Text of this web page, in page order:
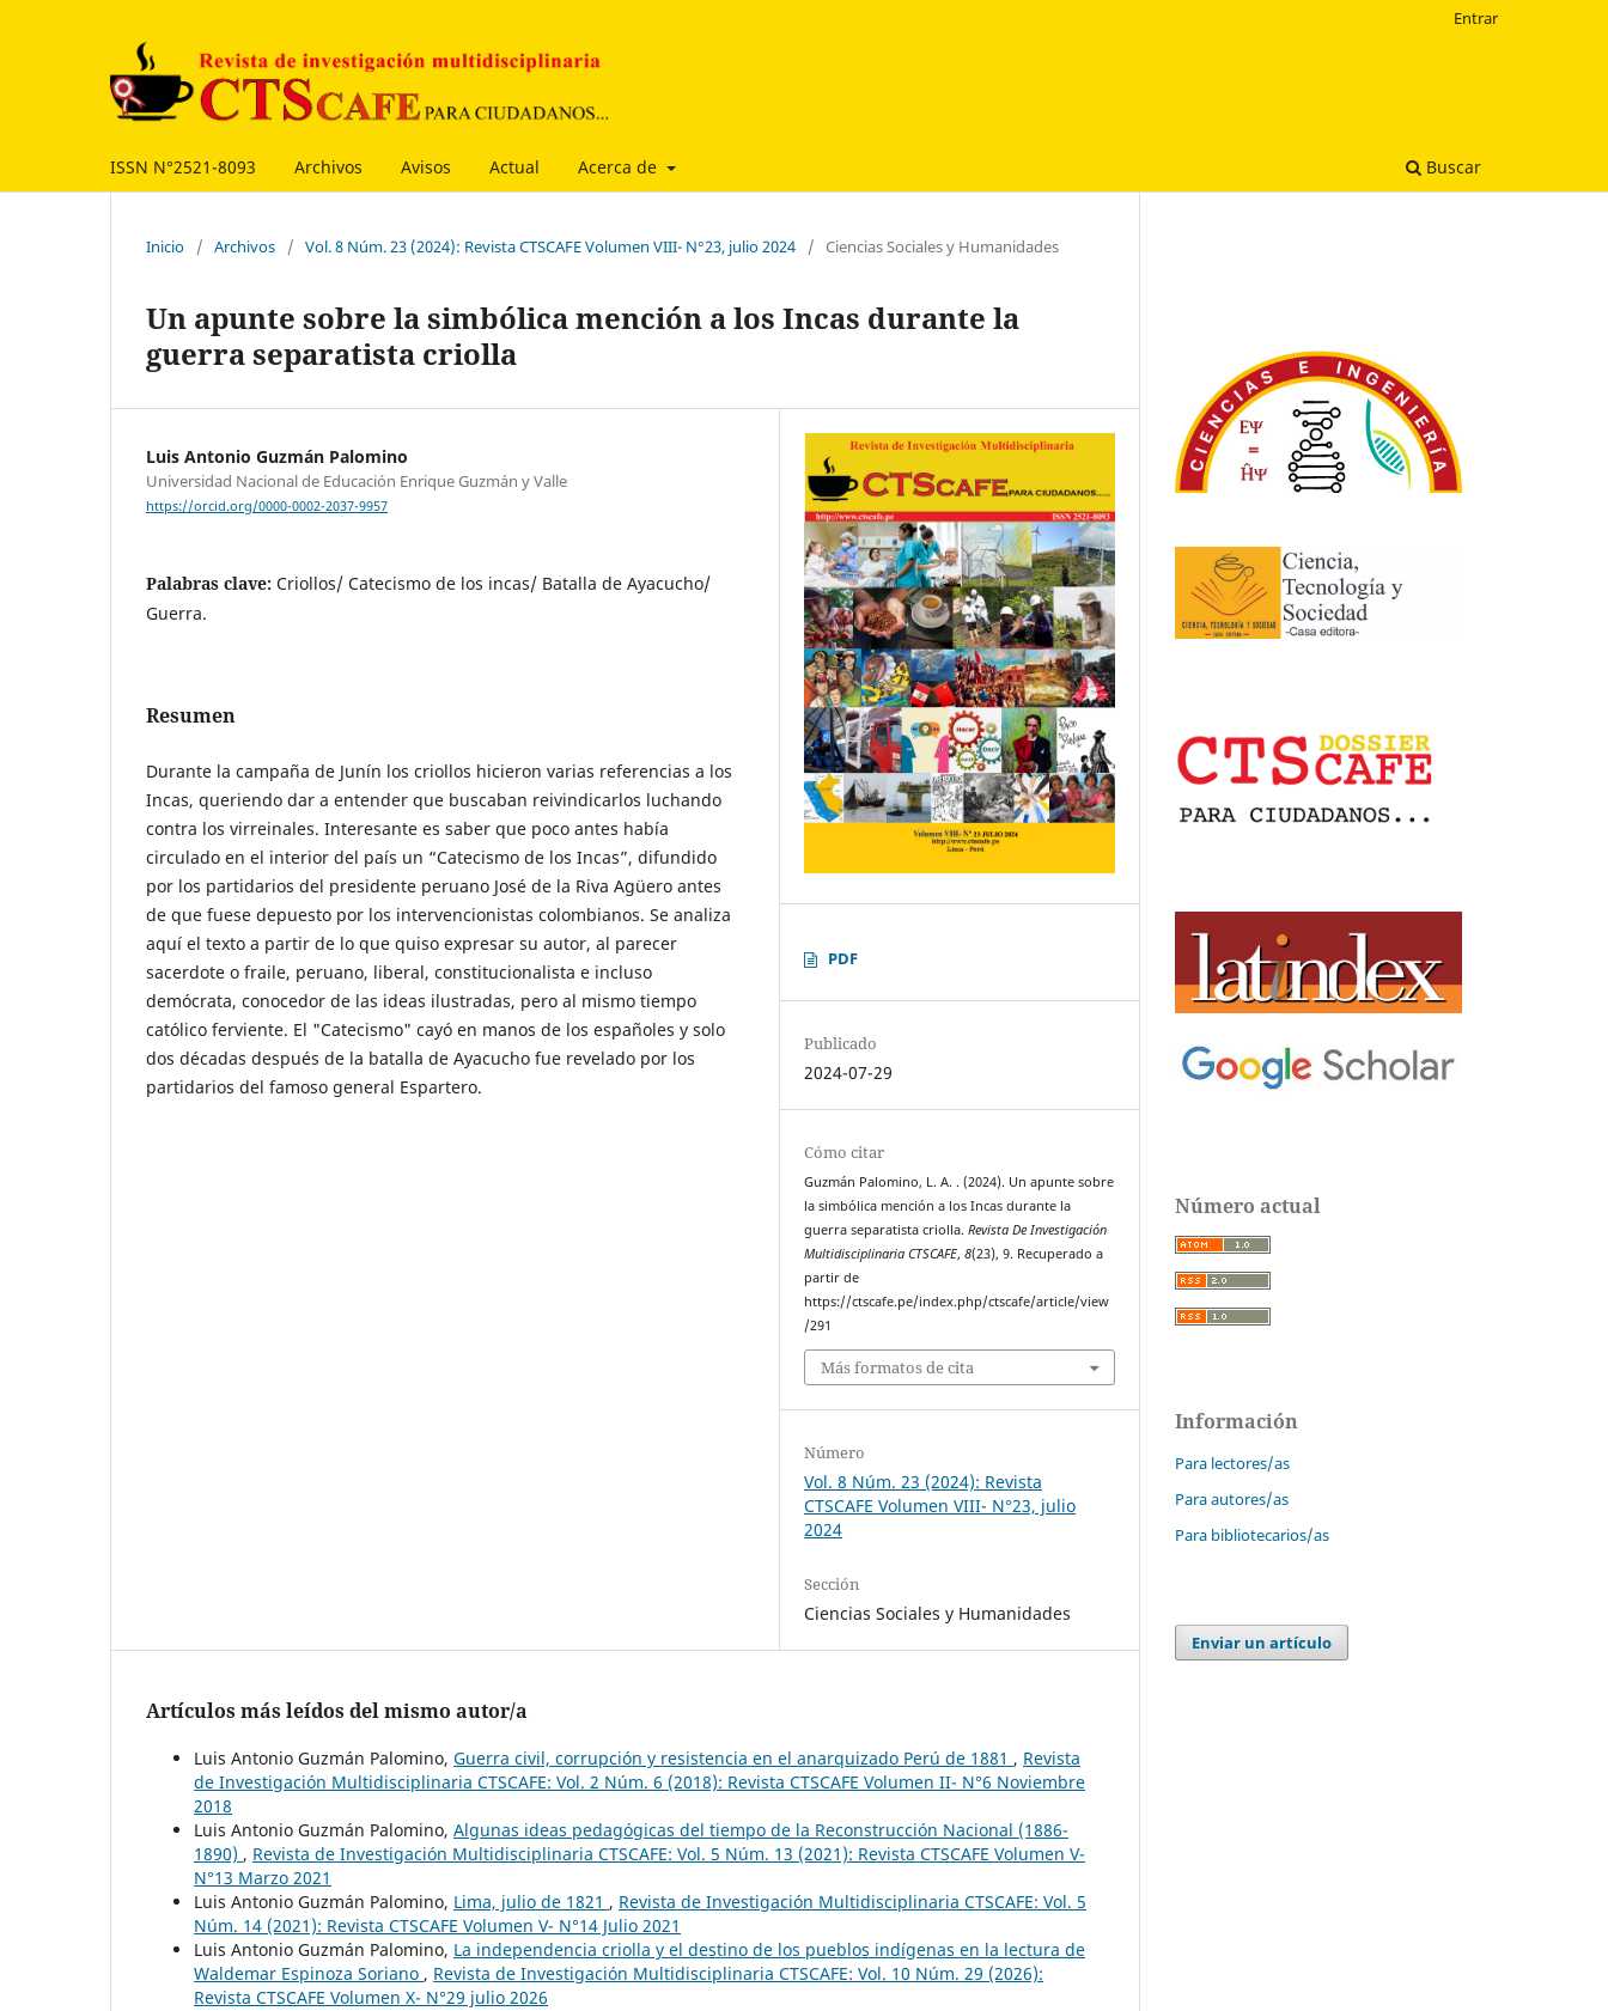
ISSN N°2521-8093 Archivos Avisos Actual Acerca de Buscar
Entrar
Inicio / Archivos / Vol. 8 Núm. 23 (2024): Revista CTSCAFE Volumen VIII- N°23, julio 2024 / Ciencias Sociales y Humanidades
Un apunte sobre la simbólica mención a los Incas durante la
guerra separatista criolla
Luis Antonio Guzmán Palomino
Universidad Nacional de Educación Enrique Guzmán y Valle
https://orcid.org/0000-0002-2037-9957
Palabras clave: Criollos/ Catecismo de los incas/ Batalla de Ayacucho/
Guerra.
Resumen
Durante la campaña de Junín los criollos hicieron varias referencias a los
Incas, queriendo dar a entender que buscaban reivindicarlos luchando
contra los virreinales. Interesante es saber que poco antes había
circulado en el interior del país un “Catecismo de los Incas”, difundido
por los partidarios del presidente peruano José de la Riva Agüero antes
de que fuese depuesto por los intervencionistas colombianos. Se analiza
aquí el texto a partir de lo que quiso expresar su autor, al parecer
sacerdote o fraile, peruano, liberal, constitucionalista e incluso
demócrata, conocedor de las ideas ilustradas, pero al mismo tiempo
católico ferviente. El "Catecismo" cayó en manos de los españoles y solo
dos décadas después de la batalla de Ayacucho fue revelado por los
partidarios del famoso general Espartero.
PDF
Publicado
2024-07-29
Cómo citar
Guzmán Palomino, L. A. . (2024). Un apunte sobre
la simbólica mención a los Incas durante la
guerra separatista criolla.Revista De Investigación
Multidisciplinaria CTSCAFE,8(23), 9. Recuperado a
partir de
https://ctscafe.pe/index.php/ctscafe/article/view
/291
Más formatos de cita
Número
Vol. 8 Núm. 23 (2024): Revista
CTSCAFE Volumen VIII- N°23, julio
2024
Sección
Ciencias Sociales y Humanidades
Artículos más leídos del mismo autor/a
Luis Antonio Guzmán Palomino, Guerra civil, corrupción y resistencia en el anarquizado Perú de 1881 , Revista
de Investigación Multidisciplinaria CTSCAFE: Vol. 2 Núm. 6 (2018): Revista CTSCAFE Volumen II- N°6 Noviembre
2018
Luis Antonio Guzmán Palomino, Algunas ideas pedagógicas del tiempo de la Reconstrucción Nacional (1886-
1890) , Revista de Investigación Multidisciplinaria CTSCAFE: Vol. 5 Núm. 13 (2021): Revista CTSCAFE Volumen V-
N°13 Marzo 2021
Luis Antonio Guzmán Palomino, Lima, julio de 1821 , Revista de Investigación Multidisciplinaria CTSCAFE: Vol. 5
Núm. 14 (2021): Revista CTSCAFE Volumen V- N°14 Julio 2021
Luis Antonio Guzmán Palomino, La independencia criolla y el destino de los pueblos indígenas en la lectura de
Waldemar Espinoza Soriano , Revista de Investigación Multidisciplinaria CTSCAFE: Vol. 10 Núm. 29 (2026):
Revista CTSCAFE Volumen X- N°29 julio 2026
Número actual
Información
Para lectores/as
Para autores/as
Para bibliotecarios/as
Enviar un artículo